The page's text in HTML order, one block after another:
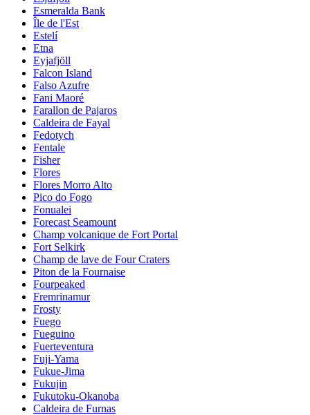
Esmeralda Bank
Île de l'Est
Estelí
Etna
Eyjafjöll
Falcon Island
Falso Azufre
Fani Maoré
Farallon de Pajaros
Caldeira de Fayal
Fedotych
Fentale
Fisher
Flores
Flores Morro Alto
Pico do Fogo
Fonualei
Forecast Seamount
Champ volcanique de Fort Portal
Fort Selkirk
Champ de lave de Four Craters
Piton de la Fournaise
Fourpeaked
Fremrinamur
Frosty
Fuego
Fueguino
Fuerteventura
Fuji-Yama
Fukue-Jima
Fukujin
Fukutoku-Okanoba
Caldeira de Furnas